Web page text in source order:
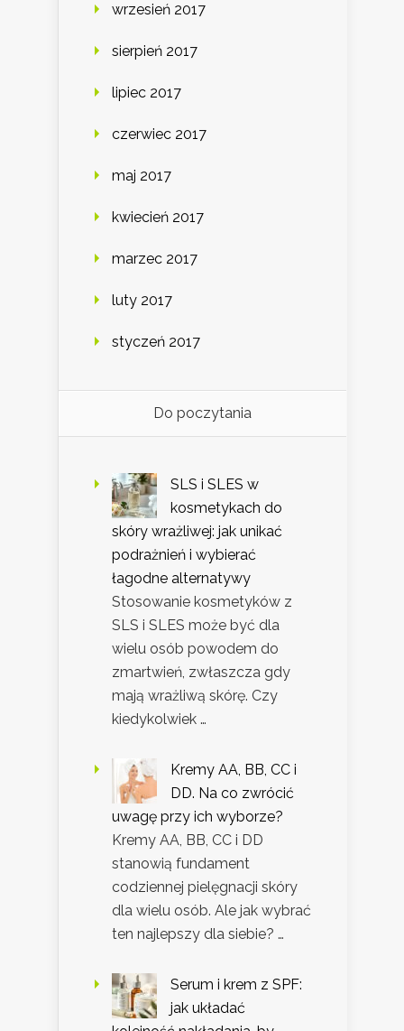
wrzesień 2017
sierpień 2017
lipiec 2017
czerwiec 2017
maj 2017
kwiecień 2017
marzec 2017
luty 2017
styczeń 2017
Do poczytania
SLS i SLES w
kosmetykach do
skóry wrażliwej: jak unikać
podrażnień i wybierać
łagodne alternatywy
Stosowanie kosmetyków z
SLS i SLES może być dla
wielu osób powodem do
zmartwień, zwłaszcza gdy
mają wrażliwą skórę. Czy
kiedykolwiek …
Kremy AA, BB, CC i
DD. Na co zwrócić
uwagę przy ich wyborze?
Kremy AA, BB, CC i DD
stanowią fundament
codziennej pielęgnacji skóry
dla wielu osób. Ale jak wybrać
ten najlepszy dla siebie? …
Serum i krem z SPF:
jak układać